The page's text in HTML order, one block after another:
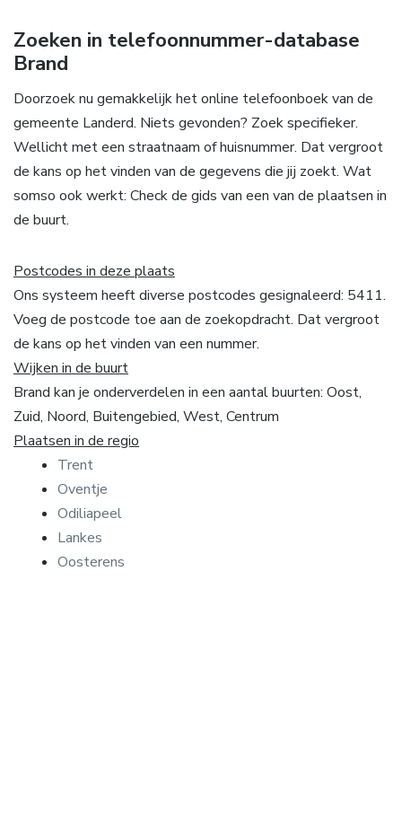
Zoeken in telefoonnummer-database
Brand
Doorzoek nu gemakkelijk het online telefoonboek van de
gemeente Landerd. Niets gevonden? Zoek specifieker.
Wellicht met een straatnaam of huisnummer. Dat vergroot
de kans op het vinden van de gegevens die jij zoekt. Wat
somso ook werkt: Check de gids van een van de plaatsen in
de buurt.
Postcodes in deze plaats
Ons systeem heeft diverse postcodes gesignaleerd: 5411.
Voeg de postcode toe aan de zoekopdracht. Dat vergroot
de kans op het vinden van een nummer.
Wijken in de buurt
Brand kan je onderverdelen in een aantal buurten: Oost,
Zuid, Noord, Buitengebied, West, Centrum
Plaatsen in de regio
Trent
Oventje
Odiliapeel
Lankes
Oosterens